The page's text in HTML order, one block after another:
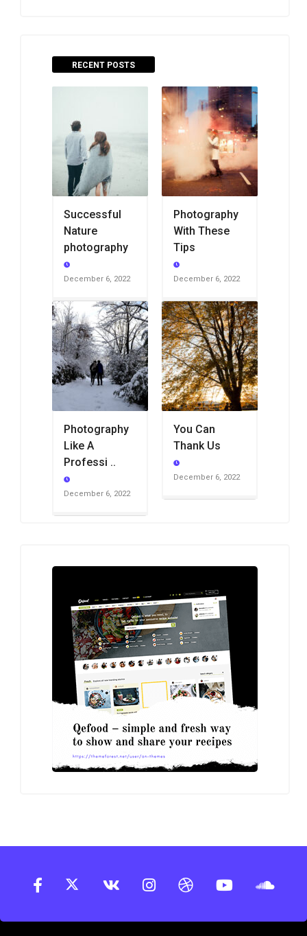
RECENT POSTS
Successful
Nature
photography
December 6, 2022
Photography
With These
Tips
December 6, 2022
Photography
Like A
Professi ..
December 6, 2022
You Can
Thank Us
December 6, 2022